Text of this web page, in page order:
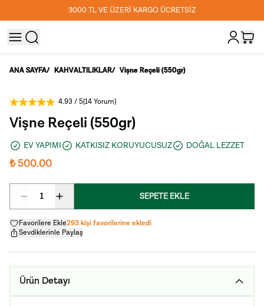
3000 TL VE ÜZERİ KARGO ÜCRETSİZ
ANA SAYFA/ KAHVALTILIKLAR/ Vişne Reçeli (550gr)
4.93 / 5(14 Yorum)
Vişne Reçeli (550gr)
EV YAPIMI KATKISIZ KORUYUCUSUZ DOĞAL LEZZET
₺ 500.00
1 SEPETE EKLE
Favorilere Ekle293 kişi favorilerine ekledi
Sevdiklerinle Paylaş
Ürün Detayı